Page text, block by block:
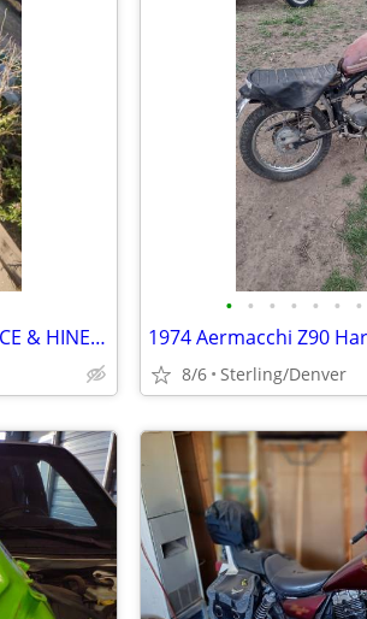
1995 - 2016 HARLEY TOURING VANCE & HINES SLASH CUT SLIP ONS
• • • • • • •
1974 Aermacchi Z90
8/6 Sterling/Denver